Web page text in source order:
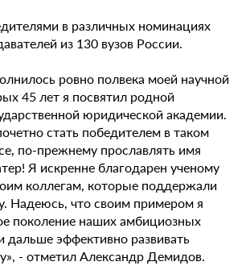
в различных номинациях
из 130 вузов России.
ровно полвека моей научной
45 лет я посвятил родной
юридической академии.
стать победителем в таком
по-прежнему прославлять имя
Я искренне благодарен ученому
коллегам, которые поддержали
Надеюсь, что своим примером я
поколение наших амбициозных
дальше эффективно развивать
- отметил Александр Демидов.